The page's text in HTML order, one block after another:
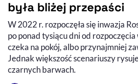
była bliżej przepaści
W 2022 r. rozpoczęła się inwazja
po ponad tysiącu dni od
czeka na pokój, albo przynajmniej
Jednak większość scenariuszy
czarnych barwach.